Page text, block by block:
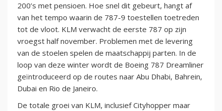
200’s met pensioen. Hoe snel dit gebeurt, hangt af
van het tempo waarin de 787-9 toestellen toetreden
tot de vloot. KLM verwacht de eerste 787 op zijn
vroegst half november. Problemen met de levering
van de stoelen spelen de maatschappij parten. In de
loop van deze winter wordt de Boeing 787 Dreamliner
geïntroduceerd op de routes naar Abu Dhabi, Bahrein,
Dubai en Rio de Janeiro.
De totale groei van KLM, inclusief Cityhopper maar